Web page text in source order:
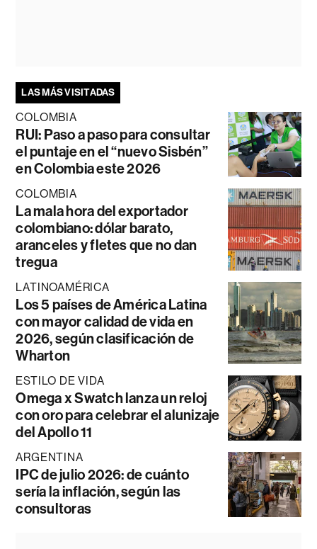
LAS MÁS VISITADAS
COLOMBIA
RUI: Paso a paso para consultar
el puntaje en el “nuevo Sisbén”
en Colombia este 2026
COLOMBIA
La mala hora del exportador
colombiano: dólar barato,
aranceles y fletes que no dan
tregua
LATINOAMÉRICA
Los 5 países de América Latina
con mayor calidad de vida en
2026, según clasificación de
Wharton
ESTILO DE VIDA
Omega x Swatch lanza un reloj
con oro para celebrar el alunizaje
del Apollo 11
ARGENTINA
IPC de julio 2026: de cuánto
sería la inflación, según las
consultoras